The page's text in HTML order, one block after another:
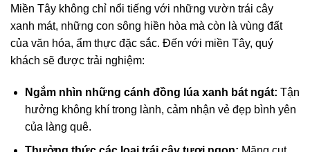
Miền Tây không chỉ nổi tiếng với những vườn trái cây
xanh mát, những con sông hiền hòa mà còn là vùng đất
của văn hóa, ẩm thực đặc sắc. Đến với miền Tây, quý
khách sẽ được trải nghiệm:
Ngắm nhìn những cánh đồng lúa xanh bát ngát: Tận
hưởng không khí trong lành, cảm nhận vẻ đẹp bình yên
của làng quê.